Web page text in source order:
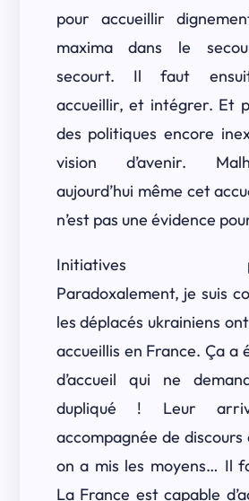
pour accueillir
maxima dans le
secourt. Il faut
accueillir, et intégrer. Et
des politiques encore
vision d’avenir.
aujourd’hui même cet
n’est pas une évidence
Initiatives
Paradoxalement, je suis
les déplacés ukrainiens
accueillis en France. Ça a
d’accueil qui ne
dupliqué ! Leur
accompagnée de
on a mis les moyens… Il
La France est capable